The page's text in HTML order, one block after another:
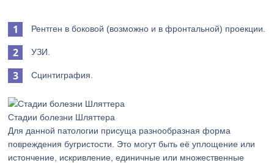
Рентген в боковой (возможно и в фронтальной) проекции.
УЗИ.
Сцинтиграфия.
Стадии болезни Шляттера
Для данной патологии присуща разнообразная форма
повреждения бугристости. Это могут быть её уплощение или
истончение, искривление, единичные или множественные